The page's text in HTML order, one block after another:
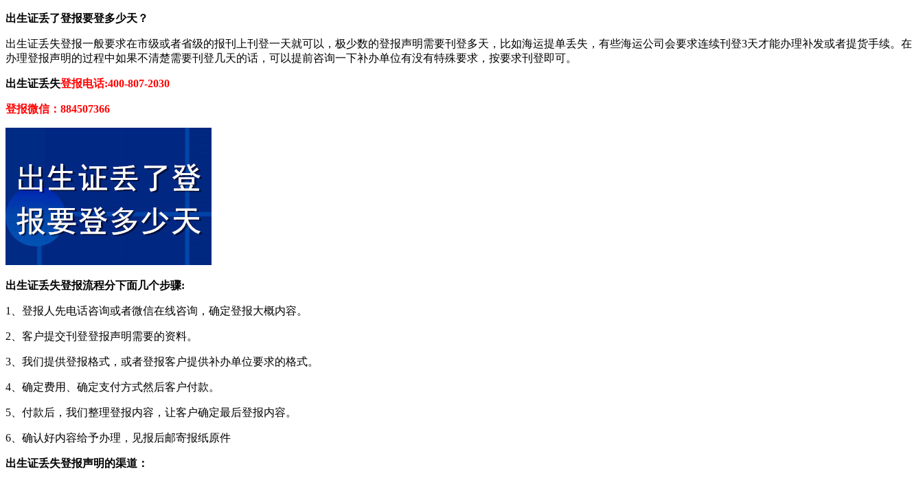
出生证丢了登报要登多少天？
出生证丢失登报一般要求在市级或者省级的报刊上刊登一天就可以，极少数的登报声明需要刊登多天，比如海运提单丢失，有些海运公司会要求连续刊登3天才能办理补发或者提货手续。在
办理登报声明的过程中如果不清楚需要刊登几天的话，可以提前咨询一下补办单位有没有特殊要求，按要求刊登即可。
出生证丢失登报电话:400-807-2030
登报微信：884507366
出生证丢失登报流程分下面几个步骤:
1、登报人先电话咨询或者微信在线咨询，确定登报大概内容。
2、客户提交刊登登报声明需要的资料。
3、我们提供登报格式，或者登报客户提供补办单位要求的格式。
4、确定费用、确定支付方式然后客户付款。
5、付款后，我们整理登报内容，让客户确定最后登报内容。
6、确认好内容给予办理，见报后邮寄报纸原件
出生证丢失登报声明的渠道：